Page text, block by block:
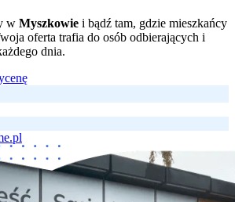
w Myszkowie i bądź tam, gdzie mieszkańcy
oferta trafia do osób odbierających i
dnia.